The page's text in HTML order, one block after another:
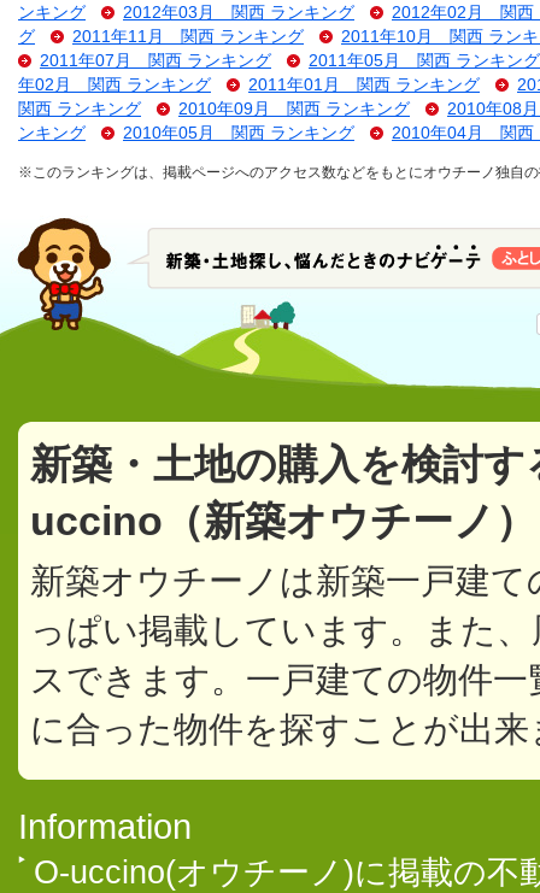
ンキング
2012年03月 関西 ランキング
2012年02月 関西
グ
2011年11月 関西 ランキング
2011年10月 関西 ランキ
2011年07月 関西 ランキング
2011年05月 関西 ランキング
年02月 関西 ランキング
2011年01月 関西 ランキング
関西 ランキング
2010年09月 関西 ランキング
2010年08
ンキング
2010年05月 関西 ランキング 2010年04月 関西
※このランキングは、掲載ページへのアクセス数などをもとにオウチーノ独自
新築・土地の購入を検討
uccino（新築オウチーノ
新築オウチーノは新築一戸建
っぱい掲載しています。また
スできます。一戸建ての物件
に合った物件を探すことが出来
Information
O-uccino(オウチーノ)に掲載の不